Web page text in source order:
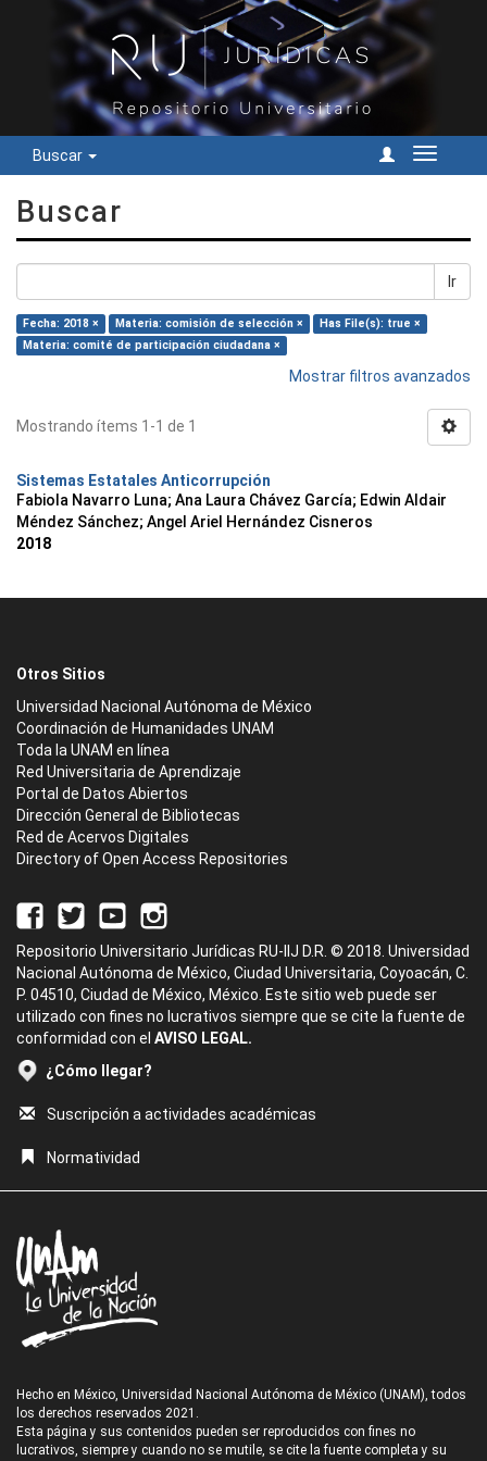
Buscar
Cambiar
Buscar
Ir
Fecha: 2018 × Materia: comisión de selección ×
Has File(s): true ×
Materia: comité de participación ciudadana ×
Mostrar filtros avanzados
Mostrando ítems 1-1 de 1
Sistemas Estatales Anticorrupción
Fabiola Navarro Luna; Ana Laura Chávez García; Edwin Aldair
Méndez Sánchez; Angel Ariel Hernández Cisneros
2018
Otros Sitios
Universidad Nacional Autónoma de México
Coordinación de Humanidades UNAM
Toda la UNAM en línea
Red Universitaria de Aprendizaje
Portal de Datos Abiertos
Dirección General de Bibliotecas
Red de Acervos Digitales
Directory of Open Access Repositories
Repositorio Universitario Jurídicas RU-IIJ D.R. © 2018. Universidad
Nacional Autónoma de México, Ciudad Universitaria, Coyoacán, C.
P. 04510, Ciudad de México, México. Este sitio web puede ser
utilizado con fines no lucrativos siempre que se cite la fuente de
conformidad con el AVISO LEGAL.
¿Cómo llegar?
Suscripción a actividades académicas
Normatividad
Hecho en México, Universidad Nacional Autónoma de México (UNAM), todos
los derechos reservados 2021.
Esta página y sus contenidos pueden ser reproducidos con fines no
lucrativos, siempre y cuando no se mutile, se cite la fuente completa y su